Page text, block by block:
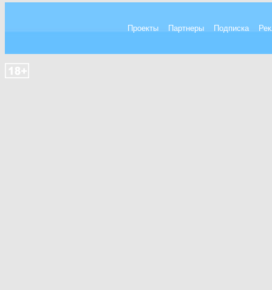
Проекты Партнеры Подписка